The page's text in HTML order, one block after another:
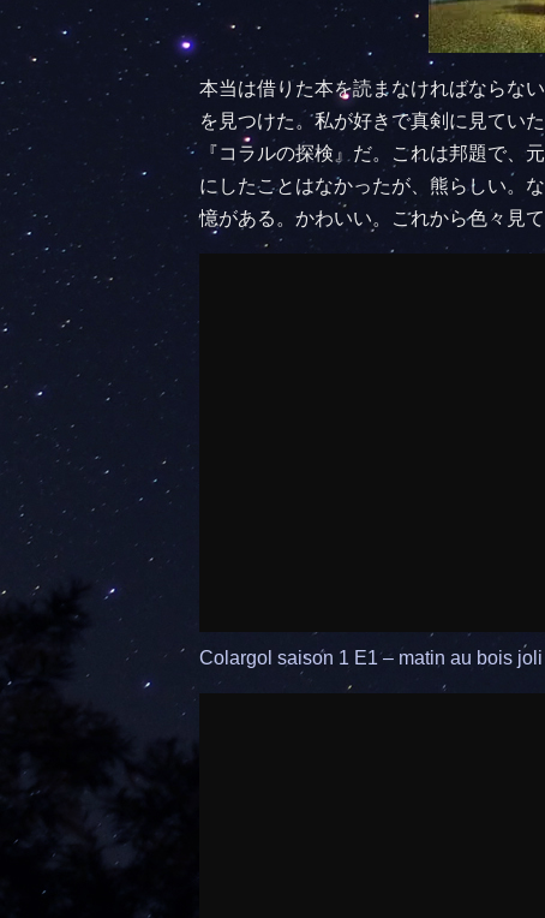
本当は借りた本を読まなければならな
を見つけた。私が好きで真剣に見てい
『コラルの探検』だ。これは邦題で、
にしたことはなかったが、熊らしい。
憶がある。かわいい。これから色々見て
Colargol saison 1 E1 – matin au bois